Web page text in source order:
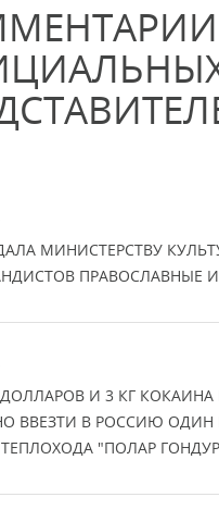
МИНИСТЕРСТВУ
ПРАВОСЛАВНЫЕ
И 3 КГ КОКАИНА
ВВЕЗТИ В РОССИЮ ОДИН
"ПОЛАР